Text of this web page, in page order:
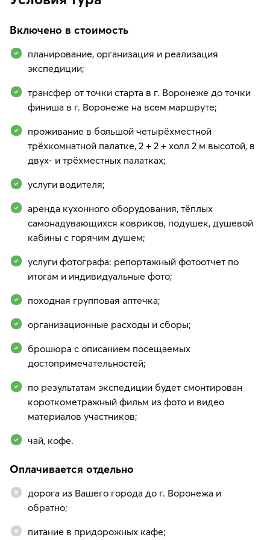
Включено в стоимость
планирование, организация и реализация
экспедиции;
трансфер от точки старта в г. Воронеже до точки
финиша в г. Воронеже на всем маршруте;
проживание в большой четырёхместной
трёхкомнатной палатке, 2 + 2 + холл 2 м высотой, в
двух- и трёхместных палатках;
услуги водителя;
аренда кухонного оборудования, тёплых
самонадувающихся ковриков, подушек, душевой
кабины с горячим душем;
услуги фотографа: репортажный фотоотчет по
итогам и индивидуальные фото;
походная групповая аптечка;
организационные расходы и сборы;
брошюра с описанием посещаемых
достопримечательностей;
по результатам экспедиции будет смонтирован
короткометражный фильм из фото и видео
материалов участников;
чай, кофе.
Оплачивается отдельно
дорога из Вашего города до г. Воронежа и
обратно;
питание в придорожных кафе;